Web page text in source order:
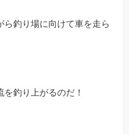
ら釣り場に向けて車を走ら
釣り上がるのだ！